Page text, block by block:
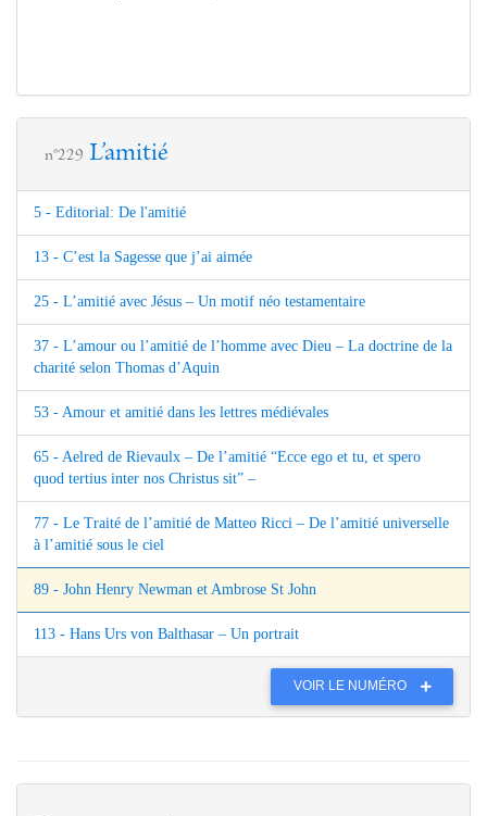
n°229 L’amitié
5 - Editorial: De l'amitié
13 - C’est la Sagesse que j’ai aimée
25 - L’amitié avec Jésus – Un motif néo testamentaire
37 - L’amour ou l’amitié de l’homme avec Dieu – La doctrine de la
charité selon Thomas d’Aquin
53 - Amour et amitié dans les lettres médiévales
65 - Aelred de Rievaulx – De l’amitié “Ecce ego et tu, et spero
quod tertius inter nos Christus sit” –
77 - Le Traité de l’amitié de Matteo Ricci – De l’amitié universelle
à l’amitié sous le ciel
89 - John Henry Newman et Ambrose St John
113 - Hans Urs von Balthasar – Un portrait
VOIR LE NUMÉRO